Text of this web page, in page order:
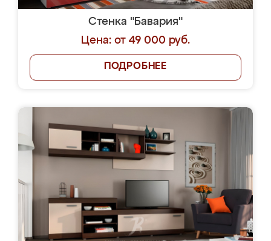
Стенка "Бавария"
Цена: от 49 000 руб.
ПОДРОБНЕЕ